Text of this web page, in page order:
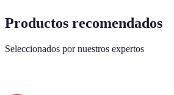
Productos recomendados
Seleccionados por nuestros expertos